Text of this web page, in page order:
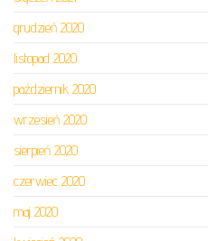
grudzień 2020
listopad 2020
październik 2020
wrzesień 2020
sierpień 2020
czerwiec 2020
maj 2020